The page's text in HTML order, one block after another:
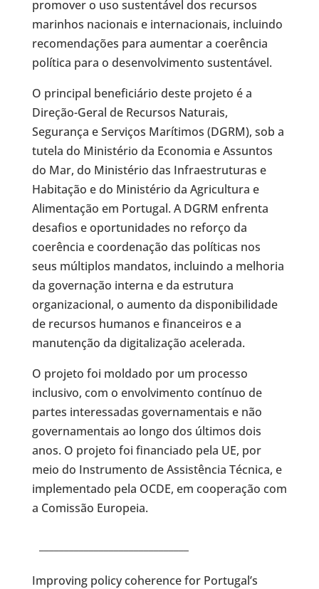
promover o uso sustentável dos recursos
marinhos nacionais e internacionais, incluindo
recomendações para aumentar a coerência
política para o desenvolvimento sustentável.
O principal beneficiário deste projeto é a
Direção-Geral de Recursos Naturais,
Segurança e Serviços Marítimos (DGRM), sob a
tutela do Ministério da Economia e Assuntos
do Mar, do Ministério das Infraestruturas e
Habitação e do Ministério da Agricultura e
Alimentação em Portugal. A DGRM enfrenta
desafios e oportunidades no reforço da
coerência e coordenação das políticas nos
seus múltiplos mandatos, incluindo a melhoria
da governação interna e da estrutura
organizacional, o aumento da disponibilidade
de recursos humanos e financeiros e a
manutenção da digitalização acelerada.
O projeto foi moldado por um processo
inclusivo, com o envolvimento contínuo de
partes interessadas governamentais e não
governamentais ao longo dos últimos dois
anos. O projeto foi financiado pela UE, por
meio do Instrumento de Assistência Técnica, e
implementado pela OCDE, em cooperação com
a Comissão Europeia.
Improving policy coherence for Portugal’s